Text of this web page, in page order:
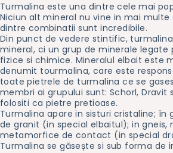
Turmalina este una dintre cele mai
Niciun alt mineral nu vine in mai multe
dintre combinatii sunt incredibile.
Din punct de vedere stintific,
mineral, ci un grup de minerale legate
fizice si chimice. Mineralul elbait este
denumit tourmalina, care este
toate pietrele de turmalina ce se
membri ai grupului sunt: Schorl, Dravit
folositi ca pietre pretioase.
Turmalina apare in sisturi cristaline; în
de granit (in special elbaitul); in gneis,
metamorfice de contact (in special
Turmalina se găsește si sub forma de